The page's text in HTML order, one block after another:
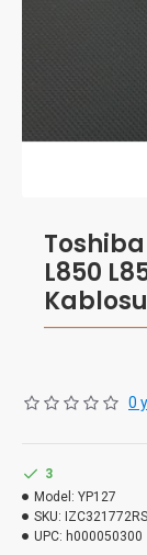
L850
0
3
Model: YP127
SKU:
UPC: h000050300